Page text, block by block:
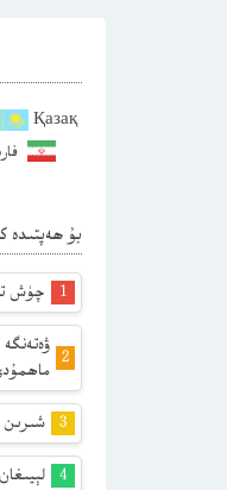
Қазақ
بۇ ھەپتىدە
چۈش
شىرىن
لېيىغان